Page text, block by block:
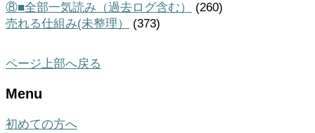
⑧■全部一気読み（過去ログ含む）
(260)
売れる仕組み(未整理）
(373)
ページ上部へ戻る
Menu
初めての方へ